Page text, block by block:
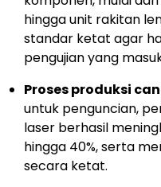
hingga unit rakitan
standar ketat agar
pengujian yang
Proses produksi
untuk penguncian,
laser berhasil
hingga 40%, serta
secara ketat.